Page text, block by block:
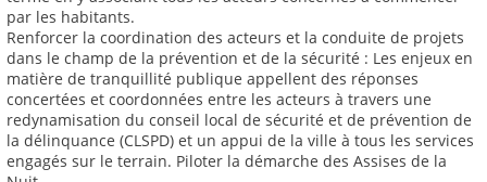
par les habitants.
Renforcer la coordination des acteurs et la conduite de projets
dans le champ de la prévention et de la sécurité : Les enjeux en
matière de tranquillité publique appellent des réponses
concertées et coordonnées entre les acteurs à travers une
redynamisation du conseil local de sécurité et de prévention de
la délinquance (CLSPD) et un appui de la ville à tous les services
engagés sur le terrain. Piloter la démarche des Assises de la